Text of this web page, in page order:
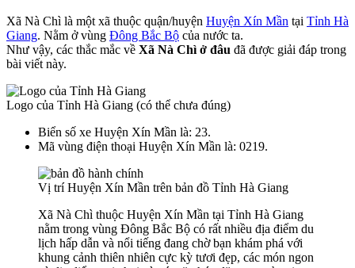
Xã Nà Chì là một xã thuộc quận/huyện Huyện Xín Mần tại Tỉnh Hà
Giang. Nằm ở vùng Đông Bắc Bộ của nước ta.
Như vậy, các thắc mắc về Xã Nà Chì ở đâu đã được giải đáp trong
bài viết này.
Logo của Tỉnh Hà Giang (có thể chưa đúng)
Biển số xe Huyện Xín Mần là: 23.
Mã vùng điện thoại Huyện Xín Mần là: 0219.
Vị trí Huyện Xín Mần trên bản đồ Tỉnh Hà Giang
Xã Nà Chì thuộc Huyện Xín Mần tại Tỉnh Hà Giang
nằm trong vùng Đông Bắc Bộ có rất nhiều địa điểm du
lịch hấp dẫn và nổi tiếng đang chờ bạn khám phá với
khung cảnh thiên nhiên cực kỳ tươi đẹp, các món ngon